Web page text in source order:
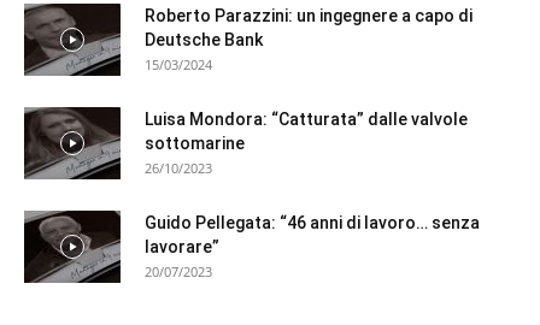
Roberto Parazzini: un ingegnere a capo di
Deutsche Bank
15/03/2024
Luisa Mondora: “Catturata” dalle valvole
sottomarine
26/10/2023
Guido Pellegata: “46 anni di lavoro… senza
lavorare”
20/07/2023